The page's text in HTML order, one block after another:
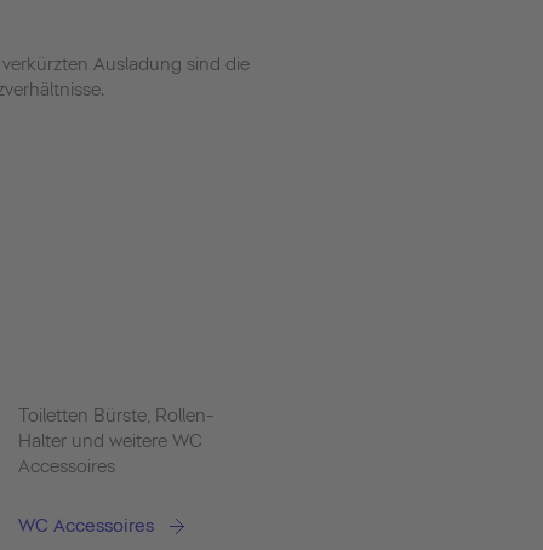
Ausladung sind die
Toiletten Bürste, Rollen-
Halter und weitere WC
Accessoires
WC Accessoires